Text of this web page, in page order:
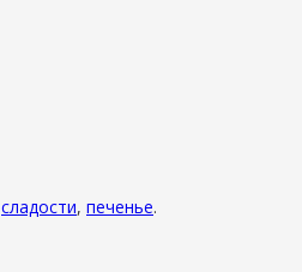
сладости, печенье.